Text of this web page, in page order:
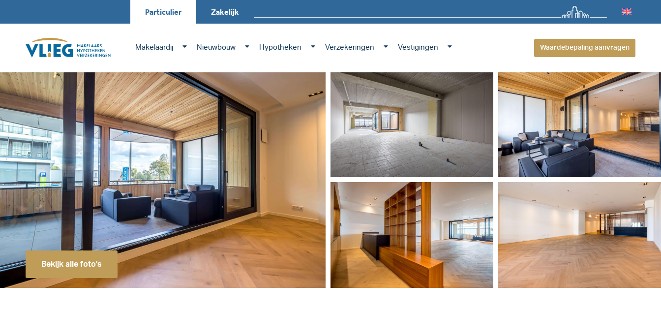
Particulier Zakelijk
Makelaardij Nieuwbouw Hypotheken Verzekeringen Vestigingen Waardebepaling aanvragen
Bekijk alle foto's